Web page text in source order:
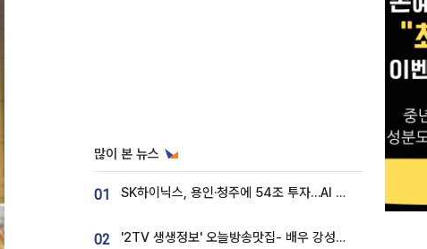
많이 본 뉴스
01 SK하이닉스, 용인·청주에 54조 투자…AI 메모리 생산기지 키운다
02 '2TV 생생정보' 오늘방송맛집- 배우 강성진 단골! 쌀국수ㆍ푸팟퐁 커리 맛집 '블○○○'